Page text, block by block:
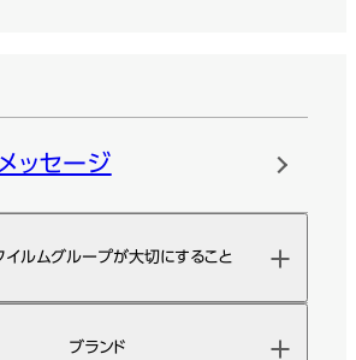
ッセージ
イルムグループが大切にすること
ブランド